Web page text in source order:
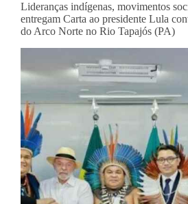
Lideranças indígenas, movimentos
entregam Carta ao presidente Lula
do Arco Norte no Rio Tapajós (PA)